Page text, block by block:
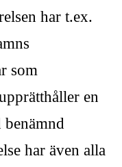
har t.ex.
som
en
har även alla